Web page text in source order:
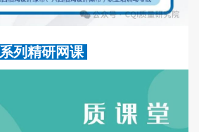
系列精研网课